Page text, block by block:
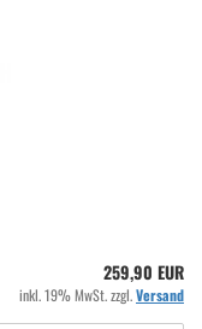
259,90 EUR
inkl. 19% MwSt. zzgl.Versand